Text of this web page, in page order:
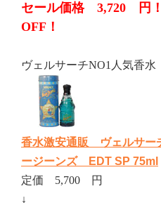
セール価格 3,720
OFF！
ヴェルサーチNO1人気香水
香水激安通販 ヴェルサ
ージーンズ EDT SP 75ml
定価 5,700 円
↓